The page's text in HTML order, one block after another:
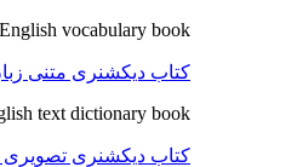
English vocabulary book
کتاب دیکشنری متنی
text dictionary book
کتاب دیکشنری تصویری